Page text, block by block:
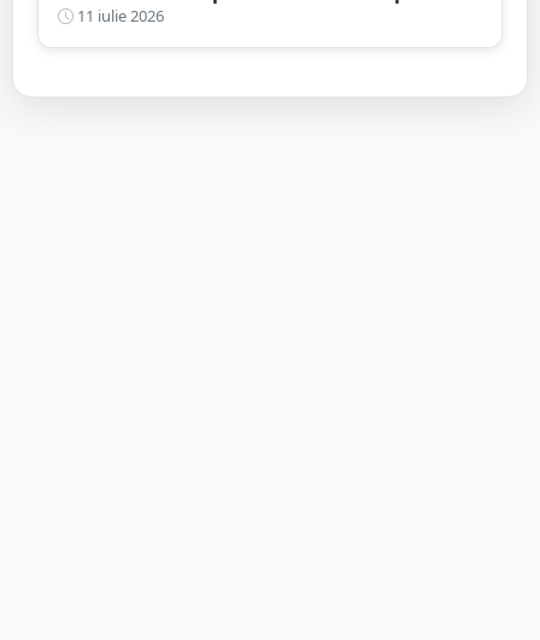
oraș. Alcoolemie uriașă, oprită de un șofer
curajos
11 iulie 2026